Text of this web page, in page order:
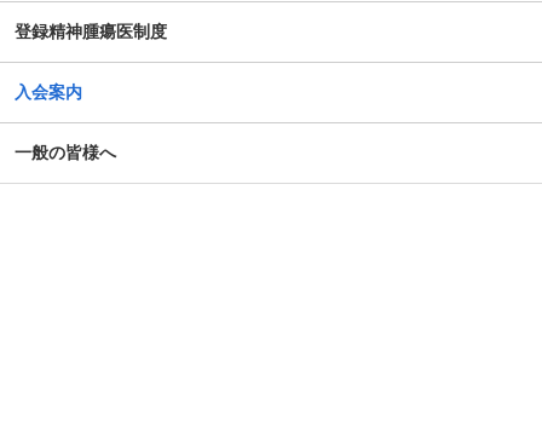
がん患者の抱えるアピアランス問題への心理社会的支援の
ための研修会（2025年度）
第14回日本がん相談研究会年次大会・プレセミナー
登録精神腫瘍医制度
入会案内
一般の皆様へ